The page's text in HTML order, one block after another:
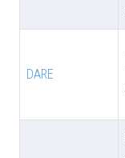
DARE